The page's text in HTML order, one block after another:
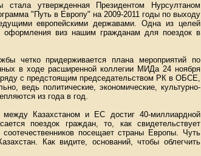
утвержденная Президентом Нурсултаном
"Путь в Европу" на 2009-2011 годы по выходу
европейскими державами. Одна из целей
оформления виз нашим гражданам для поездок в
четко придерживается плана мероприятий по
в ходе расширенной коллегии МИДа 24 ноября
с предстоящим председательством РК в ОБСЕ,
ведь политические, экономические, культурно-
из года в год.
Казахстаном и ЕС достиг 40-миллиардной
поездок граждан, то, как свидетельствует
посещает страны Европы. Чуть
Как видите, оснований, чтобы облегчить